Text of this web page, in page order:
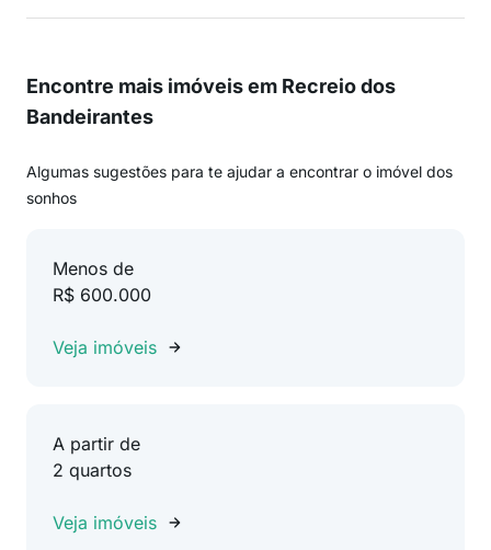
Encontre mais imóveis em Recreio dos
Bandeirantes
Algumas sugestões para te ajudar a encontrar o imóvel dos
sonhos
Menos de
R$ 600.000
Veja imóveis
A partir de
2 quartos
Veja imóveis